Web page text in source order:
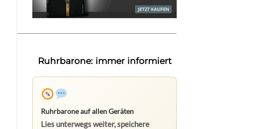
Ruhrbarone: immer informiert
Ruhrbarone auf allen Geräten
Lies unterwegs weiter, speichere